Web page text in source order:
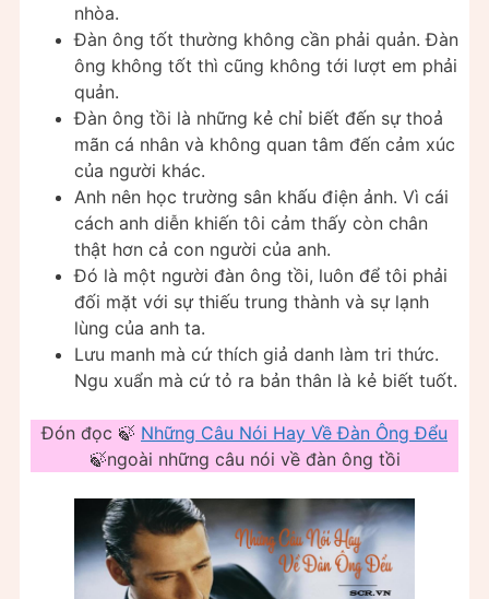
nhòa.
Đàn ông tốt thường không cần phải quản. Đàn
ông không tốt thì cũng không tới lượt em phải
quản.
Đàn ông tồi là những kẻ chỉ biết đến sự thoả
mãn cá nhân và không quan tâm đến cảm xúc
của người khác.
Anh nên học trường sân khấu điện ảnh. Vì cái
cách anh diễn khiến tôi cảm thấy còn chân
thật hơn cả con người của anh.
Đó là một người đàn ông tồi, luôn để tôi phải
đối mặt với sự thiếu trung thành và sự lạnh
lùng của anh ta.
Lưu manh mà cứ thích giả danh làm tri thức.
Ngu xuẩn mà cứ tỏ ra bản thân là kẻ biết tuốt.
Đón đọc 🍃 Những Câu Nói Hay Về Đàn Ông Đểu
🍃ngoài những câu nói về đàn ông tồi